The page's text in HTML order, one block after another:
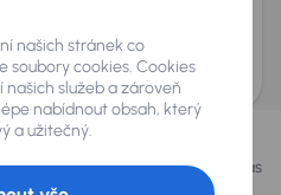
874/15, Čimice, 184 00 Praha 8 bude
v souladu se zásadami ochrany a
pro vás
z naší nabídky. Každý den pro vás
až 400 vozů
našich stránek co
soubory cookies. Cookies
našich služeb a zároveň
nabídnout obsah, který
a užitečný.